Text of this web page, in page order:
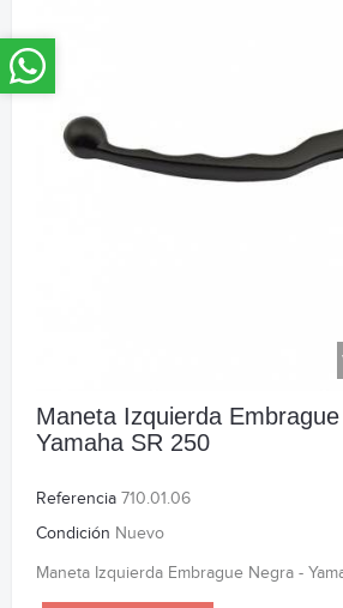
Maneta Izquierda
Yamaha SR 250
Referencia 710.01.06
Condición Nuevo
Maneta Izquierda Embrague Negra -